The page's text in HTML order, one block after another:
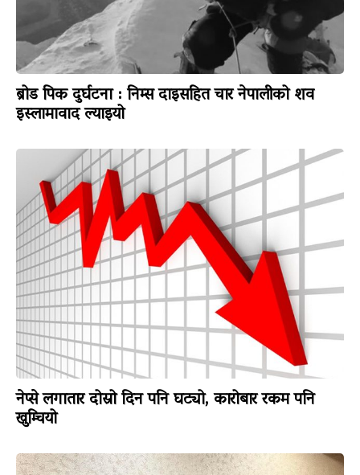
ब्रोड पिक दुर्घटना : निम्स दाइसहित चार नेपालीको शव
इस्लामावाद ल्याइयो
नेप्से लगातार दोस्रो दिन पनि घट्यो, कारोबार रकम पनि
खुम्चियो